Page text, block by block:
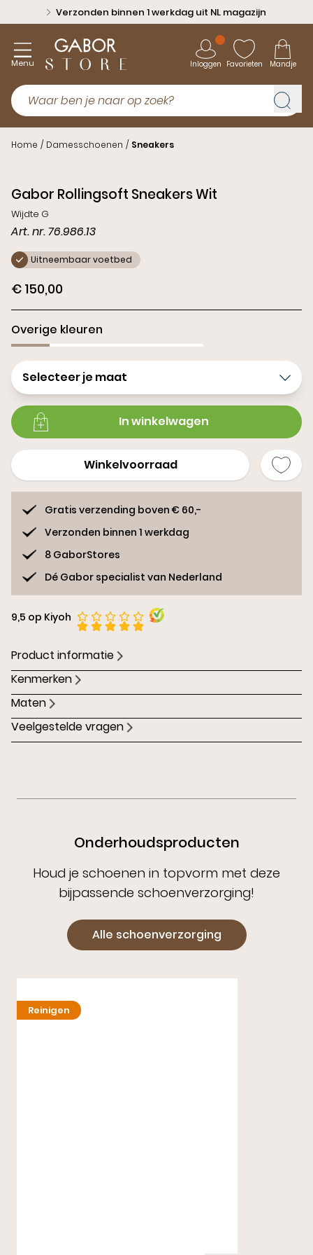
Verzonden binnen 1 werkdag uit NL magazijn
Menu Inloggen Favorieten Mandje
Home / Damesschoenen / Sneakers
Gabor Rollingsoft Sneakers Wit
Wijdte G
Art. nr. 76.986.13
Uitneembaar voetbed
€ 150,00
Overige kleuren
Selecteer je maat
In winkelwagen
Winkelvoorraad
Gratis verzending boven € 60,-
Verzonden binnen 1 werkdag
8 GaborStores
Dé Gabor specialist van Nederland
9,5 op Kiyoh
Product informatie
Kenmerken
Maten
Veelgestelde vragen
Onderhoudsproducten
Houd je schoenen in topvorm met deze
bijpassende schoenverzorging!
Alle schoenverzorging
Reinigen